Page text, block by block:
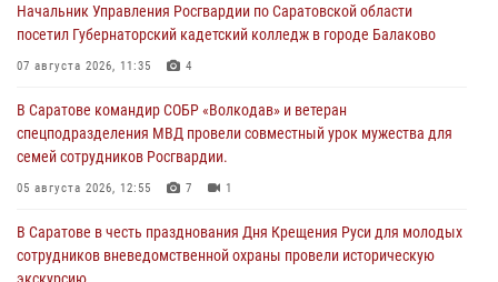
Начальник Управления Росгвардии по Саратовской области
посетил Губернаторский кадетский колледж в городе Балаково
07 августа 2026, 11:35 4
В Саратове командир СОБР «Волкодав» и ветеран
спецподразделения МВД провели совместный урок мужества для
семей сотрудников Росгвардии.
05 августа 2026, 12:55 7 1
В Саратове в честь празднования Дня Крещения Руси для молодых
сотрудников вневедомственной охраны провели историческую
экскурсию